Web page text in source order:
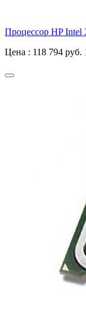
Процессор HP Intel
Цена : 118 794 руб.